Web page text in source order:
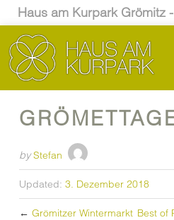
Haus am Kurpark Grömitz
by Stefan
Updated: 3. Dezember 2018
← Grömitzer Wintermarkt Best of